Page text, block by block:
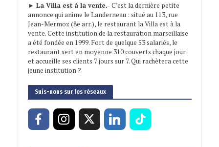
► La Villa est à la vente.- C’est la dernière petite
annonce qui anime le Landerneau : situé au 113, rue
Jean-Mermoz (8e arr.), le restaurant la Villa est à la
vente. Cette institution de la restauration marseillaise
a été fondée en 1999. Fort de quelque 53 salariés, le
restaurant sert en moyenne 310 couverts chaque jour
et accueille ses clients 7 jours sur 7. Qui rachètera cette
jeune institution ?
Suis-nous sur les réseaux